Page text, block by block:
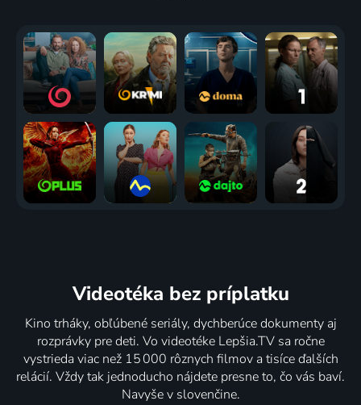
Videotéka bez príplatku
Kino trháky, obľúbené seriály, dychberúce dokumenty aj
rozprávky pre deti. Vo videotéke Lepšia.TV sa ročne
vystrieda viac než 15 000 rôznych filmov a tisíce ďalších
relácií. Vždy tak jednoducho nájdete presne to, čo vás baví.
Navyše v slovenčine.